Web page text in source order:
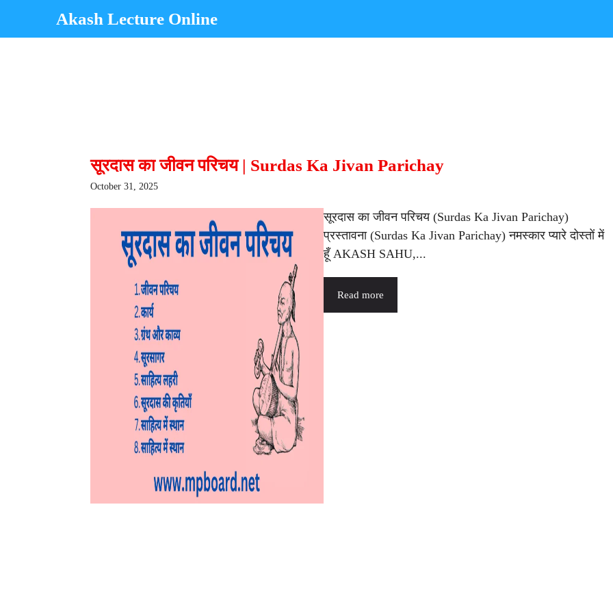
Akash Lecture Online
सूरदास का जीवन परिचय | Surdas Ka Jivan Parichay
October 31, 2025
सूरदास का जीवन परिचय (Surdas Ka Jivan Parichay)
प्रस्तावना (Surdas Ka Jivan Parichay) नमस्कार प्यारे दोस्तों में
हूँ AKASH SAHU,...
Read more